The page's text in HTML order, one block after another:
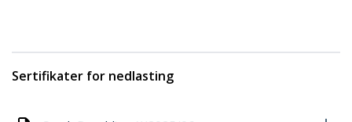
Sertifikater for nedlasting